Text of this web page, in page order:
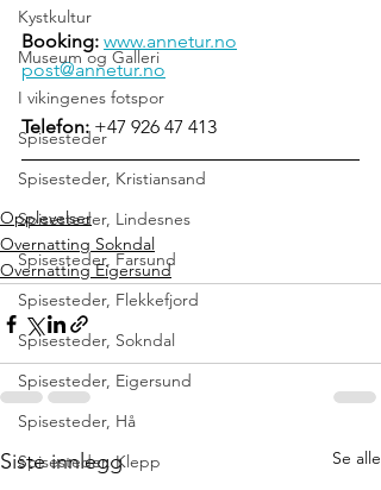
Kystkultur
Museum og Galleri
I vikingenes fotspor
Spisesteder
Spisesteder, Kristiansand
Spisesteder, Lindesnes
Spisesteder, Farsund
Spisesteder, Flekkefjord
Spisesteder, Sokndal
Spisesteder, Eigersund
Spisesteder, Hå
Spisesteder, Klepp
Booking: www.annetur.no
post@annetur.no
Telefon: +47 926 47 413
Opplevelser
Overnatting Sokndal
Overnatting Eigersund
Siste innlegg Se alle